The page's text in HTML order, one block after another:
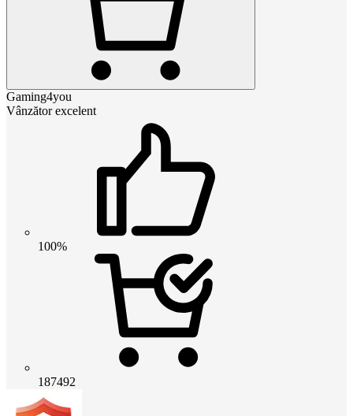
Gaming4you
Vânzător excelent
100%
187492